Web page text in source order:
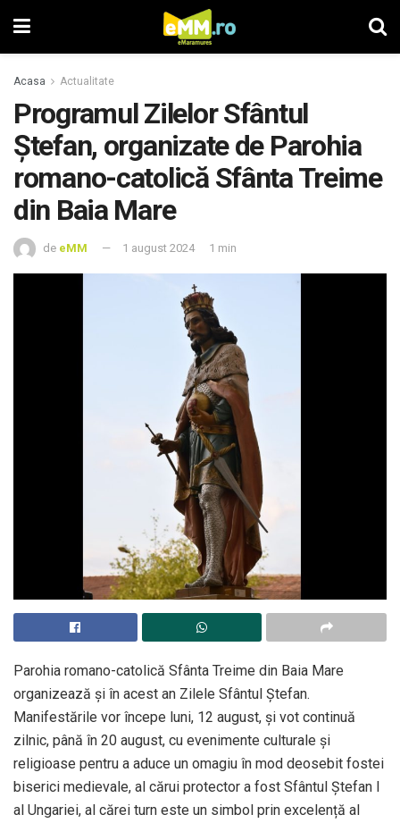
Acasa Actualitate
Programul Zilelor Sfântul
Ștefan, organizate de Parohia
romano-catolică Sfânta Treime
din Baia Mare
de eMM 1 august 2024 1 min
Parohia romano-catolică Sfânta Treime din Baia Mare
organizează şi în acest an Zilele Sfântul Ștefan.
Manifestările vor începe luni, 12 august, şi vot continuă
zilnic, până în 20 august, cu evenimente culturale și
religioase pentru a aduce un omagiu în mod deosebit fostei
biserici medievale, al cărui protector a fost Sfântul Ștefan I
al Ungariei, al cărei turn este un simbol prin excelență al